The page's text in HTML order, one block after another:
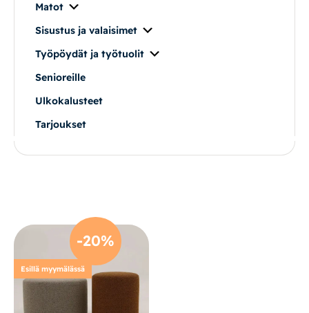
Ulkokalusteet
Vuodesohvat
Matot
Sisustus ja valaisimet
Työpöydät ja työtuolit
Senioreille
Ulkokalusteet
Tarjoukset
-20%
Esillä myymälässä